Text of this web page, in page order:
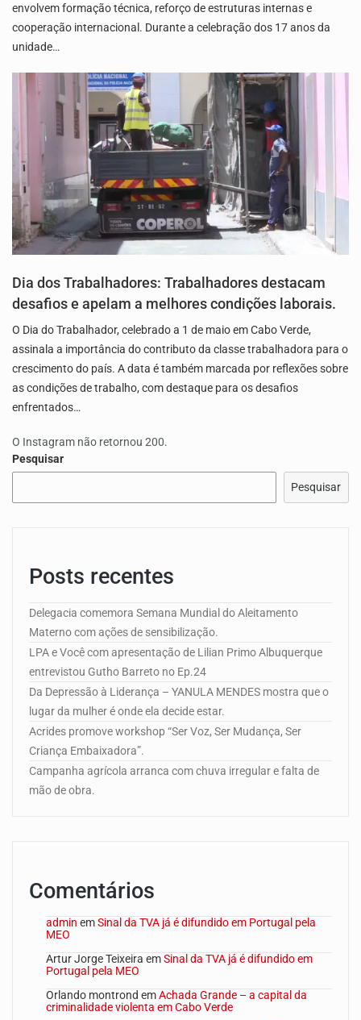
envolvem formação técnica, reforço de estruturas internas e
cooperação internacional. Durante a celebração dos 17 anos da
unidade…
Dia dos Trabalhadores: Trabalhadores destacam
desafios e apelam a melhores condições laborais.
O Dia do Trabalhador, celebrado a 1 de maio em Cabo Verde,
assinala a importância do contributo da classe trabalhadora para o
crescimento do país. A data é também marcada por reflexões sobre
as condições de trabalho, com destaque para os desafios
enfrentados…
O Instagram não retornou 200.
Pesquisar
Pesquisar
Posts recentes
Delegacia comemora Semana Mundial do Aleitamento
Materno com ações de sensibilização.
LPA e Você com apresentação de Lilian Primo Albuquerque
entrevistou Gutho Barreto no Ep.24
Da Depressão à Liderança – YANULA MENDES mostra que o
lugar da mulher é onde ela decide estar.
Acrides promove workshop “Ser Voz, Ser Mudança, Ser
Criança Embaixadora”.
Campanha agrícola arranca com chuva irregular e falta de
mão de obra.
Comentários
admin emSinal da TVA já é difundido em Portugal pela
MEO
Artur Jorge Teixeira emSinal da TVA já é difundido em
Portugal pela MEO
Orlando montrond emAchada Grande – a capital da
criminalidade violenta em Cabo Verde